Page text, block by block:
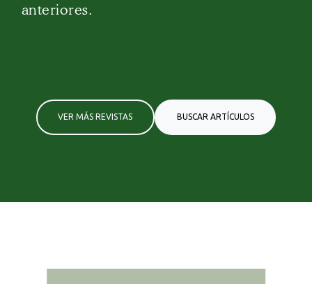
anteriores.
VER MÁS REVISTAS BUSCAR ARTÍCULOS